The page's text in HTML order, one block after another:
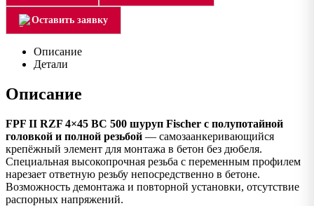
Оставить заявку
Описание
Детали
Описание
FPF II RZF 4×45 BC 500 шуруп Fischer с полупотайной
головкой и полной резьбой — самозаанкеривающийся
крепёжный элемент для монтажа в бетон без дюбеля.
Специальная высокопрочная резьба с переменным профилем
нарезает ответную резьбу непосредственно в бетоне.
Возможность демонтажа и повторной установки, отсутствие
распорных напряжений.